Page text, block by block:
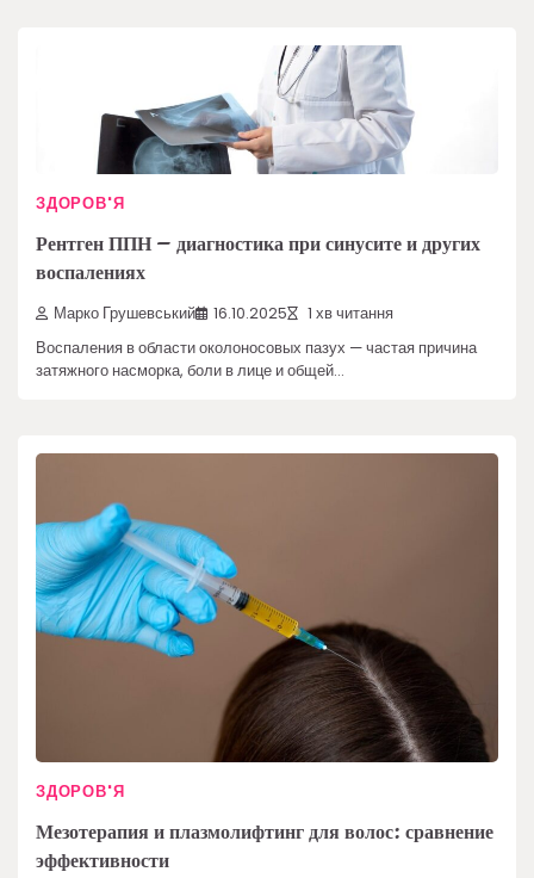
ЗДОРОВ'Я
Рентген ППН – диагностика при синусите и других
воспалениях
Марко Грушевський 16.10.2025 1 хв читання
Воспаления в области околоносовых пазух — частая причина
затяжного насморка, боли в лице и общей…
ЗДОРОВ'Я
Мезотерапия и плазмолифтинг для волос: сравнение
эффективности